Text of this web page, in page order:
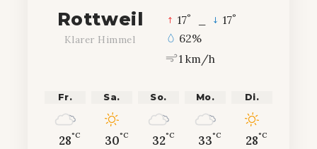
Rottweil
Klarer Himmel
17° 17°
62%
1 km/h
Fr.
28°C
Sa.
30°C
So.
32°C
Mo.
33°C
Di.
28°C